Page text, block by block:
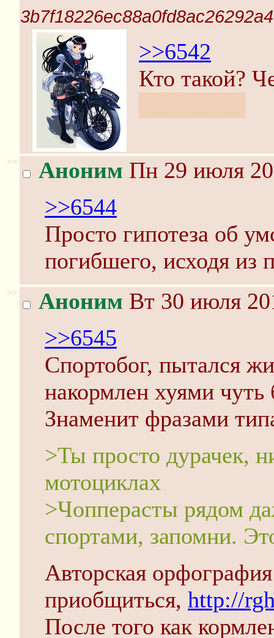
>>6542
Кто такой?
>> Аноним Пн 29 июля
>>6544
Просто гипотеза об
погибшего, исходя из
>> Аноним Вт 30 июля
>>6545
Спортобог, пытался
накормлен хуями
Знаменит фразами
>Ты просто дурачек,
мотоциклах
>Чопперасты рядом
спортами, запомни.
Авторская
приобщиться, http://
После того как